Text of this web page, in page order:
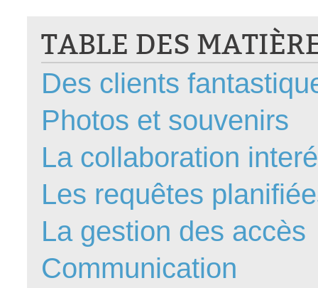
Collaboration
Comment nous
Configuration
Configuration
Configurations
courriel smtp
Dépannage
En construction
Entra
TABLE DES
Des clients
Photos et souvenirs
La collaboration
Les requêtes
La gestion des accès
Communication